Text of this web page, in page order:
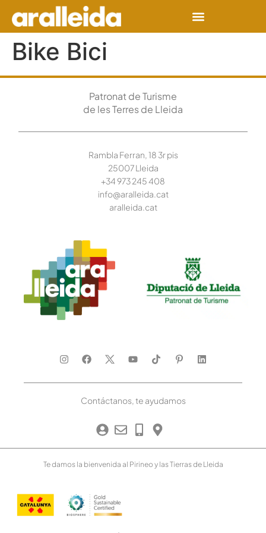
Bike Bici
Patronat de Turisme
de les Terres de Lleida
Rambla Ferran, 18 3r pis
25007 Lleida
+34 973 245408
info@aralleida.cat
aralleida.cat
Contáctanos, te ayudamos
Te damos la bienvenida al Pirineo y las Tierras de Lleida